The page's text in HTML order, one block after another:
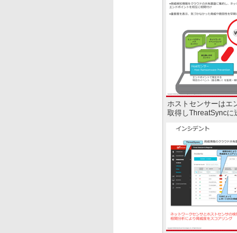
ホストセンサーはエ
取得しThreatSyncに